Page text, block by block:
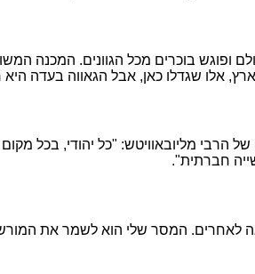
ופוגש בוכרים מכל הגוונים. המכנה
אלו שגדלו כאן, אבל הגאווה בעדה
מליובאוויטש: "כל יהודי, בכל מקום
חברתית".
המסר שלי הוא לשמר את